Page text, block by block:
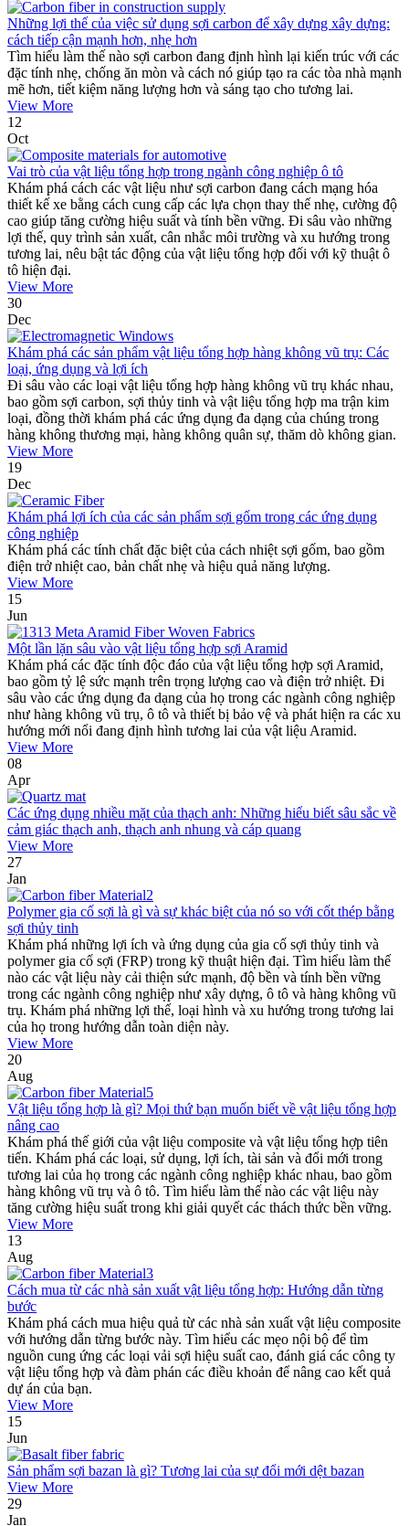
Những lợi thế của việc sử dụng sợi carbon để xây dựng xây dựng:
cách tiếp cận mạnh hơn, nhẹ hơn
Tìm hiểu làm thế nào sợi carbon đang định hình lại kiến ​​trúc với các
đặc tính nhẹ, chống ăn mòn và cách nó giúp tạo ra các tòa nhà mạnh
mẽ hơn, tiết kiệm năng lượng hơn và sáng tạo cho tương lai.
View More
12
Oct
Vai trò của vật liệu tổng hợp trong ngành công nghiệp ô tô
Khám phá cách các vật liệu như sợi carbon đang cách mạng hóa
thiết kế xe bằng cách cung cấp các lựa chọn thay thế nhẹ, cường độ
cao giúp tăng cường hiệu suất và tính bền vững. Đi sâu vào những
lợi thế, quy trình sản xuất, cân nhắc môi trường và xu hướng trong
tương lai, nêu bật tác động của vật liệu tổng hợp đối với kỹ thuật ô
tô hiện đại.
View More
30
Dec
Khám phá các sản phẩm vật liệu tổng hợp hàng không vũ trụ: Các
loại, ứng dụng và lợi ích
Đi sâu vào các loại vật liệu tổng hợp hàng không vũ trụ khác nhau,
bao gồm sợi carbon, sợi thủy tinh và vật liệu tổng hợp ma trận kim
loại, đồng thời khám phá các ứng dụng đa dạng của chúng trong
hàng không thương mại, hàng không quân sự, thăm dò không gian.
View More
19
Dec
Khám phá lợi ích của các sản phẩm sợi gốm trong các ứng dụng
công nghiệp
Khám phá các tính chất đặc biệt của cách nhiệt sợi gốm, bao gồm
điện trở nhiệt cao, bản chất nhẹ và hiệu quả năng lượng.
View More
15
Jun
Một lần lặn sâu vào vật liệu tổng hợp sợi Aramid
Khám phá các đặc tính độc đáo của vật liệu tổng hợp sợi Aramid,
bao gồm tỷ lệ sức mạnh trên trọng lượng cao và điện trở nhiệt. Đi
sâu vào các ứng dụng đa dạng của họ trong các ngành công nghiệp
như hàng không vũ trụ, ô tô và thiết bị bảo vệ và phát hiện ra các xu
hướng mới nổi đang định hình tương lai của vật liệu Aramid.
View More
08
Apr
Các ứng dụng nhiều mặt của thạch anh: Những hiểu biết sâu sắc về
cảm giác thạch anh, thạch anh nhung và cáp quang
View More
27
Jan
Polymer gia cố sợi là gì và sự khác biệt của nó so với cốt thép bằng
sợi thủy tinh
Khám phá những lợi ích và ứng dụng của gia cố sợi thủy tinh và
polymer gia cố sợi (FRP) trong kỹ thuật hiện đại. Tìm hiểu làm thế
nào các vật liệu này cải thiện sức mạnh, độ bền và tính bền vững
trong các ngành công nghiệp như xây dựng, ô tô và hàng không vũ
trụ. Khám phá những lợi thế, loại hình và xu hướng trong tương lai
của họ trong hướng dẫn toàn diện này.
View More
20
Aug
Vật liệu tổng hợp là gì? Mọi thứ bạn muốn biết về vật liệu tổng hợp
nâng cao
Khám phá thế giới của vật liệu composite và vật liệu tổng hợp tiên
tiến. Khám phá các loại, sử dụng, lợi ích, tài sản và đổi mới trong
tương lai của họ trong các ngành công nghiệp khác nhau, bao gồm
hàng không vũ trụ và ô tô. Tìm hiểu làm thế nào các vật liệu này
tăng cường hiệu suất trong khi giải quyết các thách thức bền vững.
View More
13
Aug
Cách mua từ các nhà sản xuất vật liệu tổng hợp: Hướng dẫn từng
bước
Khám phá cách mua hiệu quả từ các nhà sản xuất vật liệu composite
với hướng dẫn từng bước này. Tìm hiểu các mẹo nội bộ để tìm
nguồn cung ứng các loại vải sợi hiệu suất cao, đánh giá các công ty
vật liệu tổng hợp và đàm phán các điều khoản để nâng cao kết quả
dự án của bạn.
View More
15
Jun
Sản phẩm sợi bazan là gì? Tương lai của sự đổi mới dệt bazan
View More
29
Jan